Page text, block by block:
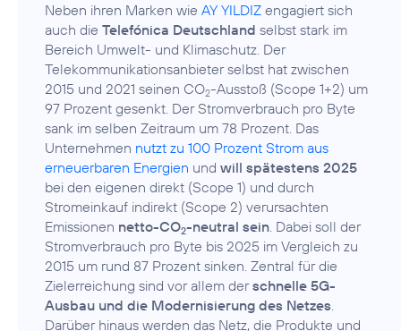
Neben ihren Marken wie AY YILDIZ engagiert sich
auch die Telefónica Deutschland selbst stark im
Bereich Umwelt- und Klimaschutz. Der
Telekommunikationsanbieter selbst hat zwischen
2015 und 2021 seinen CO2-Ausstoß (Scope 1+2) um
97 Prozent gesenkt. Der Stromverbrauch pro Byte
sank im selben Zeitraum um 78 Prozent. Das
Unternehmen nutzt zu 100 Prozent Strom aus
erneuerbaren Energien und will spätestens 2025
bei den eigenen direkt (Scope 1) und durch
Stromeinkauf indirekt (Scope 2) verursachten
Emissionen netto-CO2-neutral sein. Dabei soll der
Stromverbrauch pro Byte bis 2025 im Vergleich zu
2015 um rund 87 Prozent sinken. Zentral für die
Zielerreichung sind vor allem derschnelle 5G-
Ausbau und die Modernisierung des Netzes.
Darüber hinaus werden das Netz, die Produkte und